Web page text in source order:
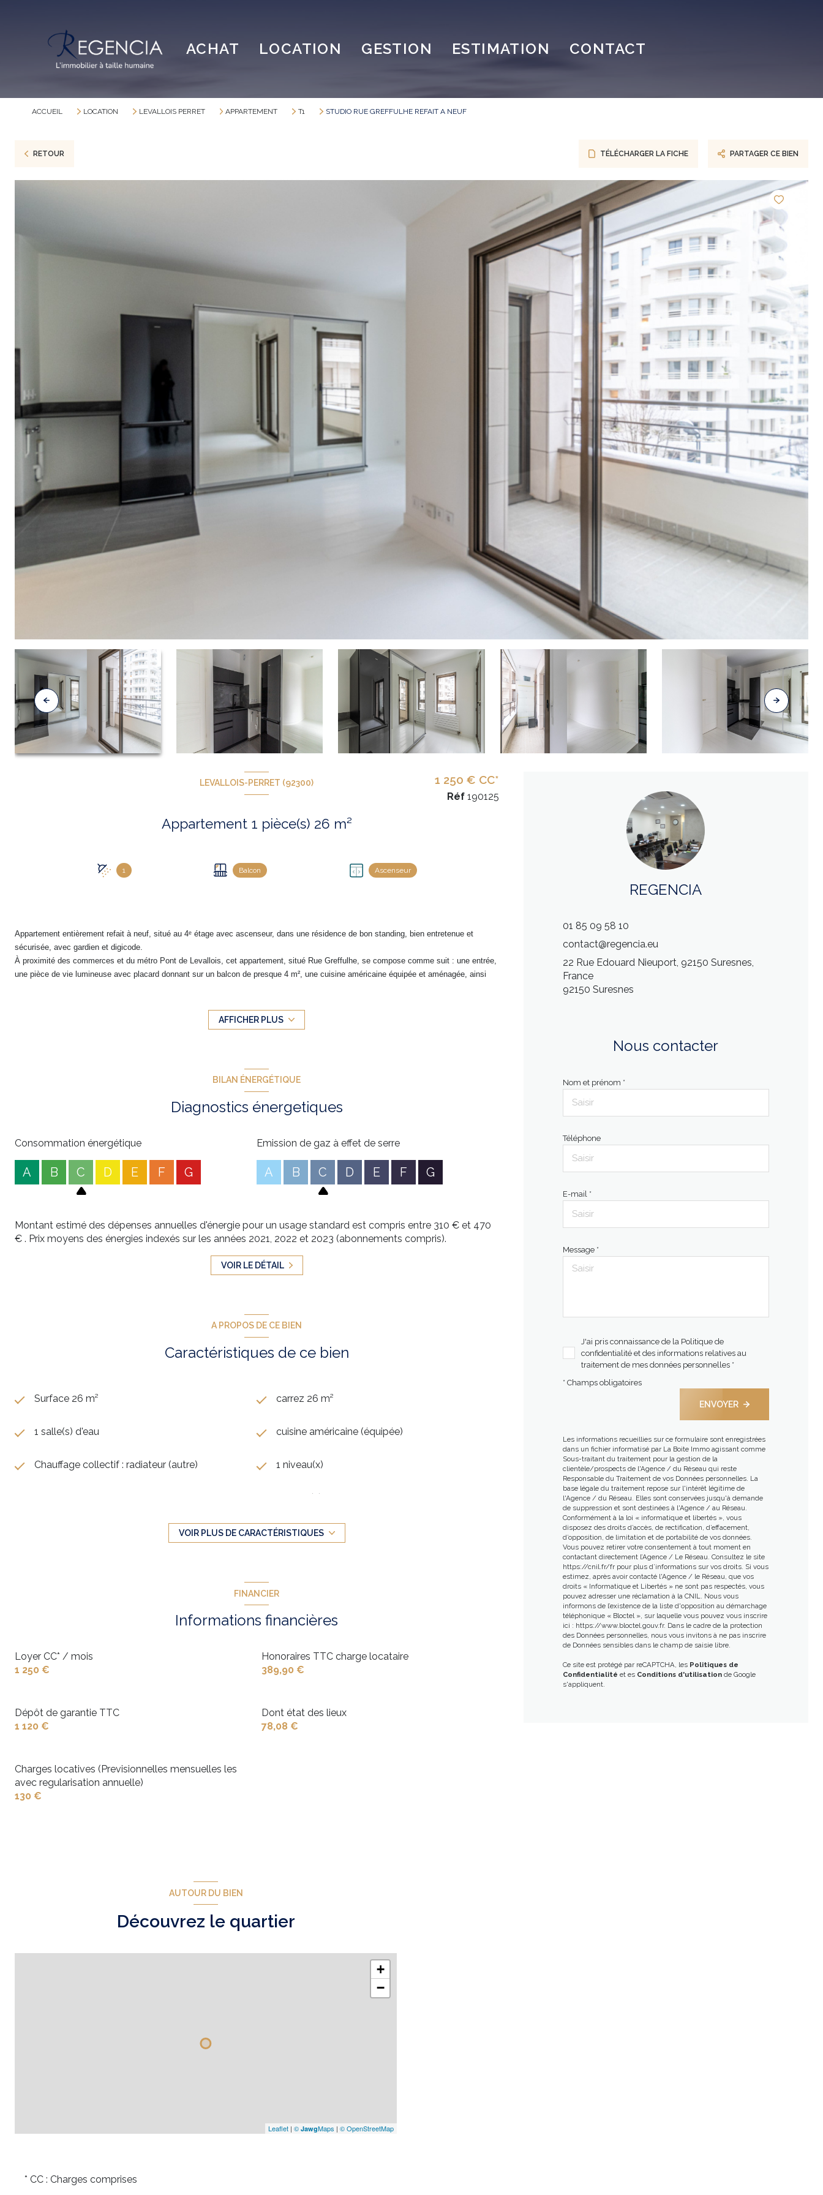
ACHAT LOCATION GESTION ESTIMATION CONTACT
ACCUEIL LOCATION LEVALLOIS PERRET APPARTEMENT T1 STUDIO RUE GREFFULHE REFAIT A NEUF
RETOUR TÉLÉCHARGER LA FICHE PARTAGER CE BIEN
LEVALLOIS-PERRET (92300)
Appartement 1 pièce(s) 26 m²
1 Balcon Ascenseur
1 250 € CC*
Réf 190125
Appartement entièrement refait à neuf, situé au 4ᵉ étage avec ascenseur, dans une résidence de bon standing, bien entretenue et
sécurisée, avec gardien et digicode.
À proximité des commerces et du métro Pont de Levallois , cet appartement, situé Rue Greffulhe , se compose comme suit : une entrée,
une pièce de vie lumineuse avec placard donnant sur un balcon de presque 4 m², une cuisine américaine équipée et aménagée, ainsi
Honoraires en cas de location soumise à la loi du 6 juillet 1989 : 15,13 € / m².
AFFICHER PLUS
BILAN ÉNERGÉTIQUE
Diagnostics énergetiques
Consommation énergétique
A B C D E F G
Emission de gaz à effet de serre
A B C D E F G
Montant estimé des dépenses annuelles d'énergie pour un usage standard est compris entre 310 € et 470
€ . Prix moyens des énergies indexés sur les années 2021, 2022 et 2023 (abonnements compris).
VOIR LE DÉTAIL
A PROPOS DE CE BIEN
Caractéristiques de ce bien
Surface 26 m² carrez 26 m²
1 salle(s) d'eau cuisine américaine (équipée)
Chauffage collectif : radiateur (autre) 1 niveau(x)
7 étage(s)
balcon
VOIR PLUS DE CARACTÉRISTIQUES
FINANCIER
Informations financières
Loyer CC* / mois
1 250 €
Honoraires TTC charge locataire
389,90 €
Dont état des lieux
78,08 €
Dépôt de garantie TTC
1 120 €
Charges locatives (Previsionnelles mensuelles les
avec regularisation annuelle)
130 €
REGENCIA
01 85 09 58 10
contact@regencia.eu
22 Rue Edouard Nieuport, 92150 Suresnes,
France
92150 Suresnes
Nous contacter
Nom et prénom *
Téléphone
E-mail *
Message *
J'ai pris connaissance de la Politique de
confidentialité et des informations relatives au
traitement de mes données personnelles *
* Champs obligatoires
ENVOYER
Les informations recueillies sur ce formulaire sont enregistrées
dans un fichier informatisé par La Boite Immo agissant comme
Sous-traitant du traitement pour la gestion de la
clientèle/prospects de l'Agence / du Réseau qui reste
Responsable du Traitement de vos Données personnelles. La
base légale du traitement repose sur l'intérêt légitime de
l'Agence / du Réseau. Elles sont conservées jusqu'à demande
de suppression et sont destinées à l'Agence / au Réseau.
Conformément à la loi « informatique et libertés », vous
disposez des droits d’accès, de rectification, d’effacement,
d’opposition, de limitation et de portabilité de vos données.
Vous pouvez retirer votre consentement à tout moment en
contactant directement l’Agence / Le Réseau. Consultez le site
https://cnil.fr/frpour plus d’informations sur vos droits. Si vous
estimez, après avoir contacté l'Agence / le Réseau, que vos
droits « Informatique et Libertés » ne sont pas respectés, vous
pouvez adresser une réclamation à la CNIL. Nous vous
informons de l’existence de la liste d'opposition au démarchage
téléphonique « Bloctel », sur laquelle vous pouvez vous inscrire
ici : https://www.bloctel.gouv.fr. Dans le cadre de la protection
des Données personnelles, nous vous invitons à ne pas inscrire
de Données sensibles dans le champ de saisie libre.
Ce site est protégé par reCAPTCHA, les Politiques de
Confidentialité et es Conditions d'utilisationde Google
s'appliquent.
AUTOUR DU BIEN
Découvrez le quartier
+
−
Leaflet | © JawgMaps | © OpenStreetMap
* CC : Charges comprises